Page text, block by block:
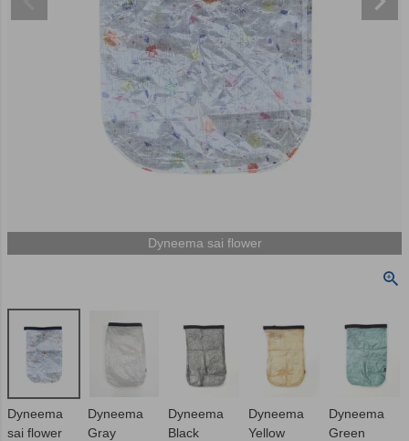
Dyneema sai flower
Dyneema
sai flower
Dyneema
Gray
Dyneema
Black
Dyneema
Yellow
Dyneema
Green